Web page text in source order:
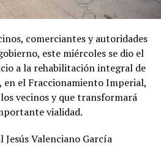
comerciantes y autoridades
este miércoles se dio el
a la rehabilitación integral de
en el Fraccionamiento Imperial,
vecinos y que transformará
vialidad.
Valenciano García